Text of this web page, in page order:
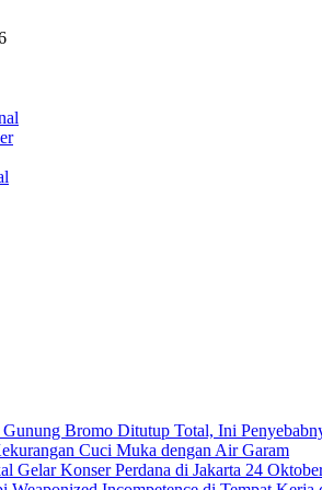
Gunung Bromo Ditutup Total, Ini
Cuci Muka dengan Air Garam
Gelar Konser Perdana di Jakarta 24